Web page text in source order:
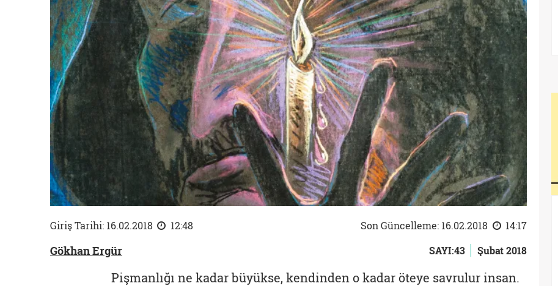
Giriş Tarihi: 16.02.2018 12:48 Son Güncelleme: 16.02.2018 14:17
Gökhan Ergür SAYI:43 Şubat 2018
Pişmanlığı ne kadar büyükse, kendinden o kadar öteye savrulur insan.